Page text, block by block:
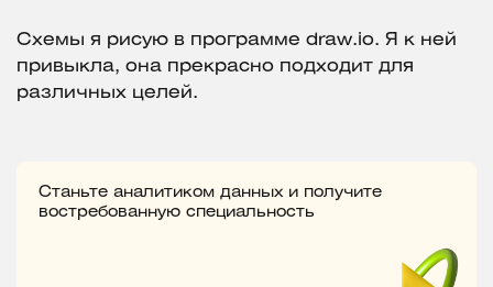
Схемы я рисую в программе draw.io. Я к ней
привыкла, она прекрасно подходит для
различных целей.
Станьте аналитиком данных и получите
востребованную специальность